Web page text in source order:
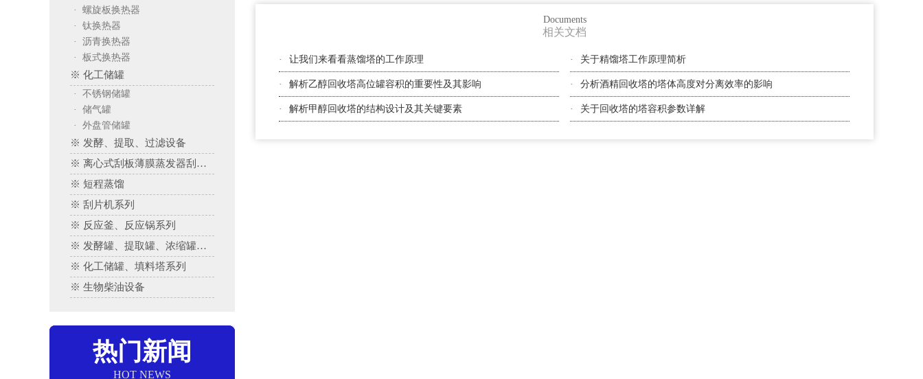
· 螺旋板换热器
· 钛换热器
· 沥青换热器
· 板式换热器
※ 化工储罐
· 不锈钢储罐
· 储气罐
· 外盘管储罐
※ 发酵、提取、过滤设备
※ 离心式刮板薄膜蒸发器刮板蒸发器、多效蒸发器
※ 短程蒸馏
※ 刮片机系列
※ 反应釜、反应锅系列
※ 发酵罐、提取罐、浓缩罐系列
※ 化工储罐、填料塔系列
※ 生物柴油设备
热门新闻
HOT NEWS
Documents
相关文档
· 让我们来看看蒸馏塔的工作原理 · 关于精馏塔工作原理简析
· 解析乙醇回收塔高位罐容积的重要性及其影响 · 分析酒精回收塔的塔体高度对分离效率的影响
· 解析甲醇回收塔的结构设计及其关键要素 · 关于回收塔的塔容积参数详解